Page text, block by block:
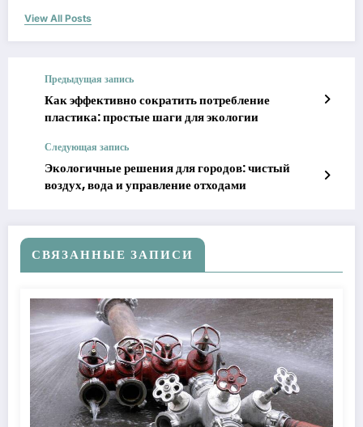
View All Posts
Предыдущая запись
Как эффективно сократить потребление
пластика: простые шаги для экологии
Следующая запись
Экологичные решения для городов: чистый
воздух, вода и управление отходами
СВЯЗАННЫЕ ЗАПИСИ